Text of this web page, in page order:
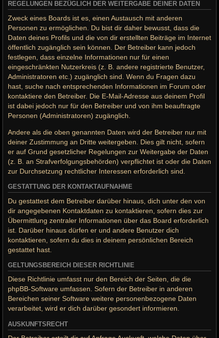
REGELUNGEN BEZÜGLICH DER WEITERGABE DEINER DATEN
Zweck eines Boards ist es, einen Austausch mit anderen
Personen zu ermöglichen. Du bist dir daher bewusst, dass die
Daten deines Profils und die von dir erstellten Beiträge im Internet
öffentlich zugänglich sein können. Der Betreiber kann jedoch
festlegen, dass einzelne Informationen nur für einen
eingeschränkten Nutzerkreis (z. B. andere registrierte Benutzer,
Administratoren etc.) zugänglich sind. Wenn du Fragen dazu
hast, suche nach entsprechenden Informationen im Forum oder
kontaktiere den Betreiber. Die E-Mail-Adresse aus deinem Profil
ist dabei jedoch nur für den Betreiber und von ihm beauftragte
Personen (Administratoren) zugänglich.
Andere als die oben genannten Daten wird der Betreiber nur mit
deiner Zustimmung an Dritte weitergeben. Dies gilt nicht, sofern
er auf Grund gesetzlicher Regelungen zur Weitergabe der Daten
(z. B. an Strafverfolgungsbehörden) verpflichtet ist oder die Daten
zur Durchsetzung rechtlicher Interessen erforderlich sind.
GESTATTUNG DER KONTAKTAUFNAHME
Du gestattest dem Betreiber darüber hinaus, dich unter den von
dir angegebenen Kontaktdaten zu kontaktieren, sofern dies zur
Übermittlung zentraler Informationen über das Board erforderlich
ist. Darüber hinaus dürfen er und andere Benutzer dich
kontaktieren, sofern du dies in deinem persönlichen Bereich
gestattet hast.
GELTUNGSBEREICH DIESER RICHTLINIE
Diese Richtlinie umfasst nur den Bereich der Seiten, die die
phpBB-Software umfassen. Sofern der Betreiber in anderen
Bereichen seiner Software weitere personenbezogene Daten
verarbeitet, wird er dich darüber gesondert informieren.
AUSKUNFTSRECHT